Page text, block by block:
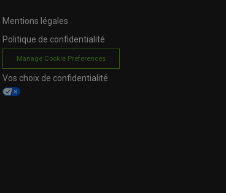
Mentions légales
Politique de confidentialité
Manage Cookie Preferences
Vos choix de confidentialité